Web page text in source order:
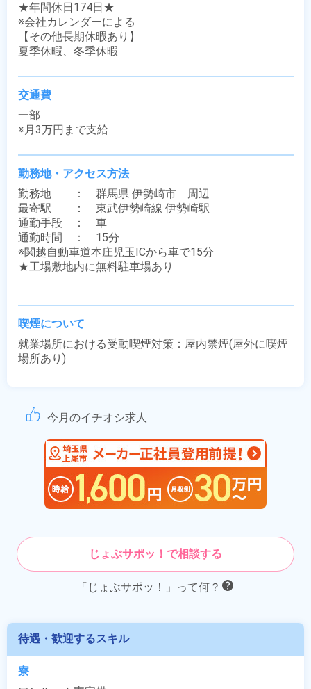
★年間休日174日★
※会社カレンダーによる
【その他長期休暇あり】
夏季休暇、冬季休暇
交通費
一部
※月3万円まで支給
勤務地・アクセス方法
勤務地　　：　群馬県 伊勢崎市　周辺
最寄駅　　：　東武伊勢崎線 伊勢崎駅
通勤手段　：　車
通勤時間　：　15分
※関越自動車道本庄児玉ICから車で15分
★工場敷地内に無料駐車場あり
喫煙について
就業場所における受動喫煙対策：屋内禁煙(屋外に喫煙
場所あり)
今月のイチオシ求人
じょぶサポッ！で相談する
「じょぶサポッ！」って何？
待遇・歓迎するスキル
寮